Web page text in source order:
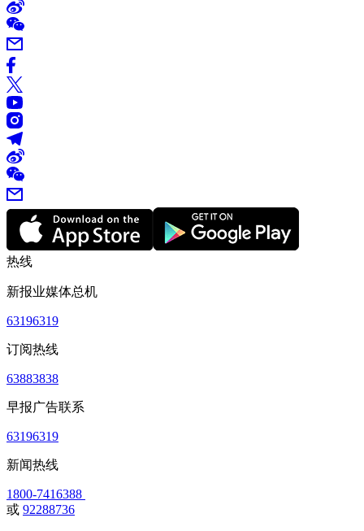
热线
新报业媒体总机
63196319
订阅热线
63883838
早报广告联系
63196319
新闻热线
1800-7416388
或 92288736